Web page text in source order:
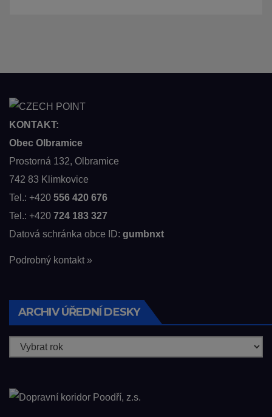
KONTAKT:
Obec Olbramice
Prostorná 132, Olbramice
742 83 Klimkovice
Tel.: +420 556 420 676
Tel.: +420 724 183 327
Datová schránka obce ID: gumbnxt
Podrobný kontakt »
ARCHIV ÚŘEDNÍ DESKY